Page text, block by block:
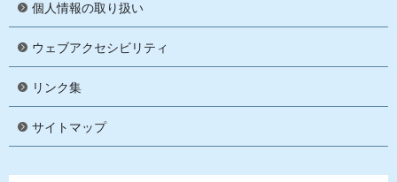
個人情報の取り扱い
ウェブアクセシビリティ
リンク集
サイトマップ